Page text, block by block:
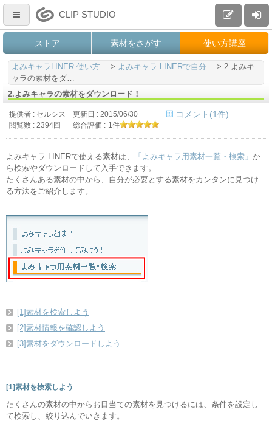
CLIP STUDIO
ストア 素材をさがす 使い方講座
よみキャラLINER 使い方… > よみキャラ LINERで自分… > 2.よみキ
ャラの素材をダ…
2.よみキャラの素材をダウンロード！
提供者 : セルシス 更新日 : 2015/06/30
閲覧数 : 2394回
総合評価 : 1件
コメント(1件)
よみキャラ LINERで使える素材は、 「よみキャラ用素材一覧・検索」 か
ら検索やダウンロードして入手できます。
たくさんある素材の中から、自分が必要とする素材をカンタンに見つけ
る方法をご紹介します。
[1]素材を検索しよう
[2]素材情報を確認しよう
[3]素材をダウンロードしよう
[1]素材を検索しよう
たくさんの素材の中からお目当ての素材を見つけるには、条件を設定し
て検索し、絞り込んでいきます。